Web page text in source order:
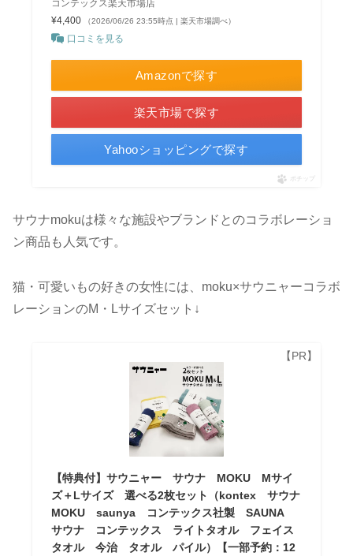
コンテックス楽天市場店
¥4,400
（2026/06/26 23:55時点 | 楽天市場調べ）
口コミを見る
Amazonで探す
楽天市場で探す
Yahooショッピングで探す
ポチップ
サウナmokuは様々な施設やブランドとのコラボレーショ
ン商品も人気です。
猫・可愛いもの好きの女性には、moku×サウニャーコラボ
レーションのM・Lサイズセット↓
【特典付】サウニャー サウナ MOKU Mサイ
ズ＋Lサイズ 選べる2枚セット（kontex サウナ
MOKU saunya コンテックス社製 SAUNA
サウナ コンテックス ライトタオル フェイス
タオル 今治 タオル パイル）【一部予約：12